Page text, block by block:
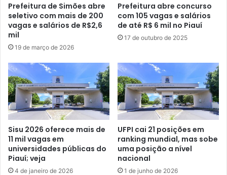
Prefeitura de Simões abre
seletivo com mais de 200
vagas e salários de R$2,6
mil
19 de março de 2026
Prefeitura abre concurso
com 105 vagas e salários
de até R$ 6 mil no Piauí
17 de outubro de 2025
Sisu 2026 oferece mais de
11 mil vagas em
universidades públicas do
Piauí; veja
4 de janeiro de 2026
UFPI cai 21 posições em
ranking mundial, mas sobe
uma posição a nível
nacional
1 de junho de 2026